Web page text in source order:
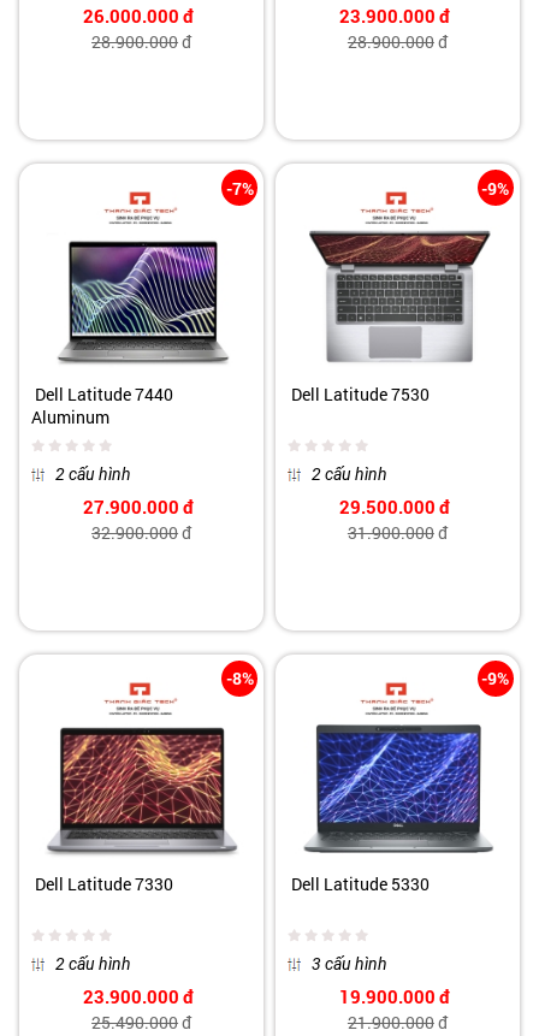
26.000.000 đ
28.900.000đ
23.900.000 đ
28.900.000đ
-7%
Dell Latitude 7440
Aluminum
2 cấu hình
27.900.000 đ
32.900.000đ
-9%
Dell Latitude 7530
2 cấu hình
29.500.000 đ
31.900.000đ
-8%
Dell Latitude 7330
2 cấu hình
23.900.000 đ
25.490.000đ
-9%
Dell Latitude 5330
3 cấu hình
19.900.000 đ
21.900.000đ